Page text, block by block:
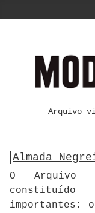
Arquivo
Almada
O Arquivo
importantes: